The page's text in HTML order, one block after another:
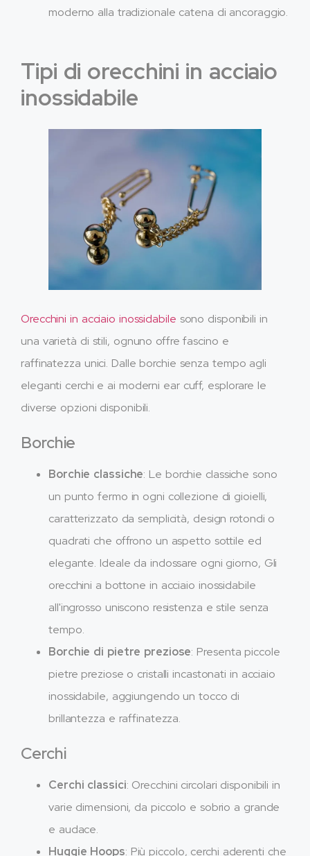
moderno alla tradizionale catena di ancoraggio.
Tipi di orecchini in acciaio
inossidabile
Orecchini in acciaio inossidabile sono disponibili in
una varietà di stili, ognuno offre fascino e
raffinatezza unici. Dalle borchie senza tempo agli
eleganti cerchi e ai moderni ear cuff, esplorare le
diverse opzioni disponibili.
Borchie
Borchie classiche: Le borchie classiche sono
un punto fermo in ogni collezione di gioielli,
caratterizzato da semplicità, design rotondi o
quadrati che offrono un aspetto sottile ed
elegante. Ideale da indossare ogni giorno, Gli
orecchini a bottone in acciaio inossidabile
all'ingrosso uniscono resistenza e stile senza
tempo.
Borchie di pietre preziose: Presenta piccole
pietre preziose o cristalli incastonati in acciaio
inossidabile, aggiungendo un tocco di
brillantezza e raffinatezza.
Cerchi
Cerchi classici: Orecchini circolari disponibili in
varie dimensioni, da piccolo e sobrio a grande
e audace.
Huggie Hoops: Più piccolo, cerchi aderenti che